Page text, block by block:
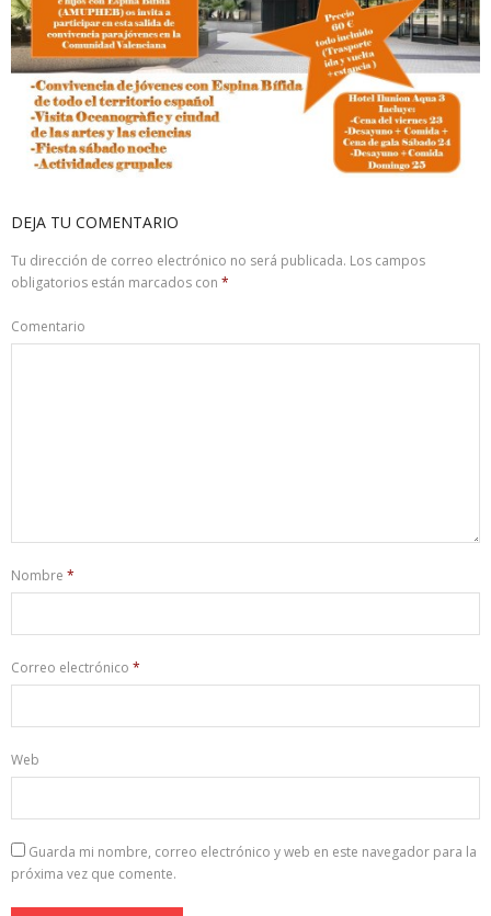
DEJA TU COMENTARIO
Tu dirección de correo electrónico no será publicada. Los campos
obligatorios están marcados con *
Comentario
Nombre *
Correo electrónico *
Web
Guarda mi nombre, correo electrónico y web en este navegador para la
próxima vez que comente.